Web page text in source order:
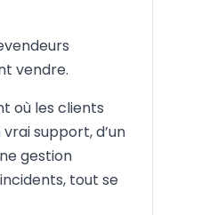
vendre.
où les clients
support, d’un
gestion
tout se